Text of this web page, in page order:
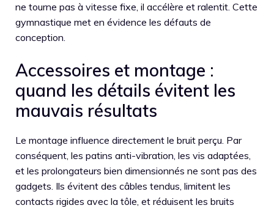
ne tourne pas à vitesse fixe, il accélère et ralentit. Cette
gymnastique met en évidence les défauts de
conception.
Accessoires et montage :
quand les détails évitent les
mauvais résultats
Le montage influence directement le bruit perçu. Par
conséquent, les patins anti-vibration, les vis adaptées,
et les prolongateurs bien dimensionnés ne sont pas des
gadgets. Ils évitent des câbles tendus, limitent les
contacts rigides avec la tôle, et réduisent les bruits